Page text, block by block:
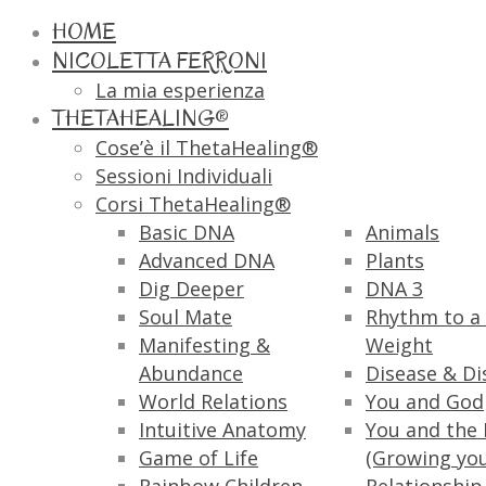
HOME
NICOLETTA FERRONI
La mia esperienza
THETAHEALING®
Cose’è il ThetaHealing®
Sessioni Individuali
Corsi ThetaHealing®
Basic DNA
Advanced DNA
Dig Deeper
Soul Mate
Manifesting &
Abundance
World Relations
Intuitive Anatomy
Game of Life
Animals
Plants
DNA 3
Rhythm to
Weight
Disease &
You and God
You and the
(Growing